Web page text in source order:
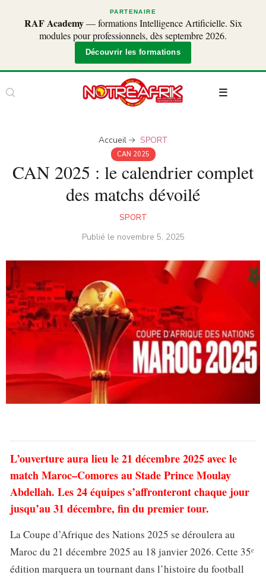
PARTENAIRE
RAF Academy— formations Intelligence Artificielle. Six
modules pour professionnels, dès septembre 2026.
Découvrir les formations
Accueil SPORT
CAN 2025
CAN 2025 : le calendrier complet
des matchs dévoilé
SPORT
Publié le novembre 5, 2025
L’ouverture aura lieu le 21 décembre 2025 avec le
match Maroc–Comores au Stade Prince Moulay
Abdellah. Les 24 équipes s’affronteront chaque jour
jusqu’au 31 décembre, fin du premier tour.
La Coupe d’Afrique des Nations 2025 se déroulera au
Maroc du 21 décembre 2025 au 18 janvier 2026. Cette 35ᵉ
édition marquera un tournant dans l’histoire du football